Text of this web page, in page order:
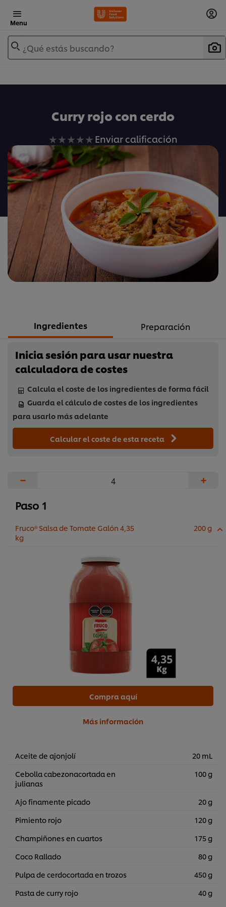
Menu
¿Qué estás buscando?
Curry rojo con cerdo
No
se
han
enviado
calificaciones
para
este
recipe
Enviar calificación
Ingredientes Preparación
Inicia sesión para usar nuestra
calculadora de costes
Calcula el coste de los ingredientes de forma fácil
Guarda el cálculo de costes de los ingredientes
para usarlo más adelante
Calcular el coste de esta receta
− +
Paso 1
Fruco® Salsa de Tomate Galón 4,35
kg
200 g
Compra aquí
Más información
Aceite de ajonjolí
20 mL
Cebolla cabezonacortada en
julianas
100 g
Ajo finamente picado
20 g
Pimiento rojo
120 g
Champiñones en cuartos
175 g
Coco Rallado
80 g
Pulpa de cerdocortada en trozos
450 g
Pasta de curry rojo
40 g